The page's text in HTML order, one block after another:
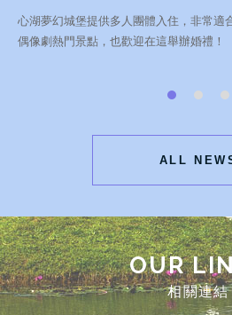
心湖夢幻城堡提供多人團體入住，非常適
偶像劇熱門景點，也歡迎在這舉辦婚禮！
ALL
OUR
相關連結